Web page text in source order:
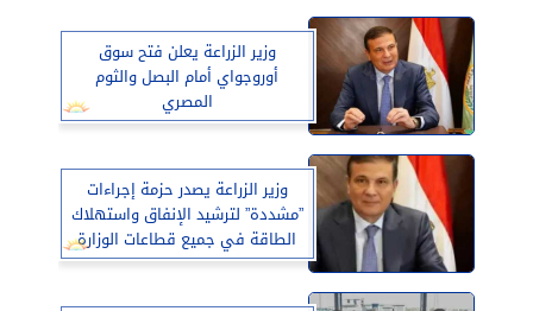
وزير الزراعة يعلن فتح سوق
أوروجواي أمام البصل والثوم
المصري
وزير الزراعة يصدر حزمة إجراءات
”مشددة” لترشيد الإنفاق واستهلاك
الطاقة في جميع قطاعات الوزارة